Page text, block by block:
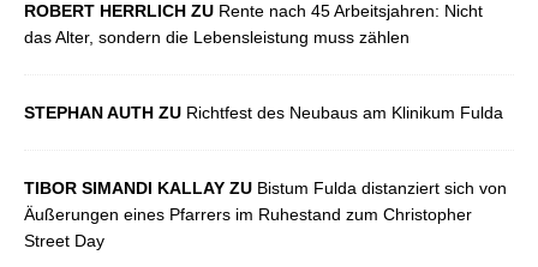
ROBERT HERRLICH ZU Rente nach 45 Arbeitsjahren: Nicht
das Alter, sondern die Lebensleistung muss zählen
STEPHAN AUTH ZU Richtfest des Neubaus am Klinikum Fulda
TIBOR SIMANDI KALLAY ZU Bistum Fulda distanziert sich von
Äußerungen eines Pfarrers im Ruhestand zum Christopher
Street Day